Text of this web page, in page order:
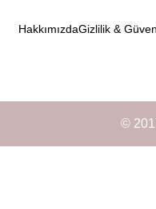
HakkımızdaGizlilik &
©